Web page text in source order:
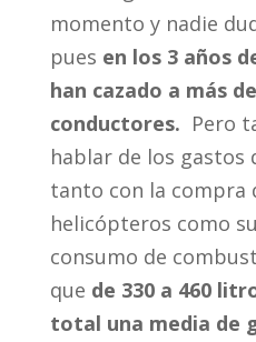
momento y nadie
pues en los 3 años
han cazado a más
conductores. Pero
hablar de los gastos
tanto con la compra
helicópteros como
consumo de
que de 330 a 460
total una media de